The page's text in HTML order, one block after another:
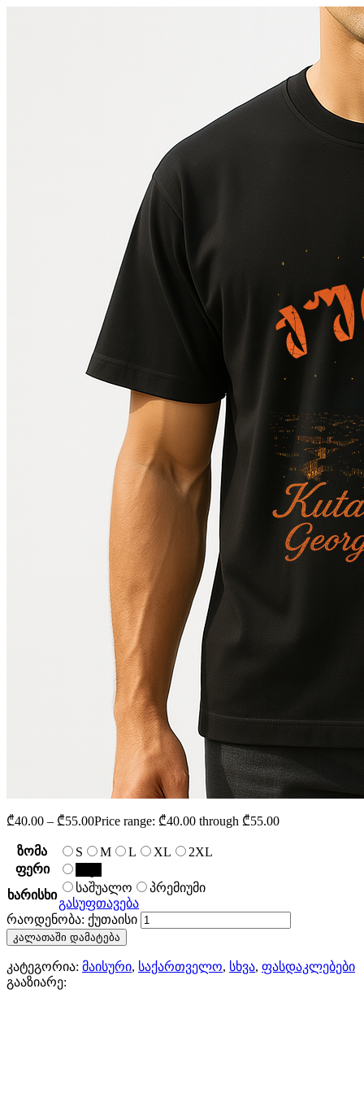
₾40.00 – ₾55.00Price range: ₾40.00 through ₾55.00
ზომა S M L XL
2XL
ფერი
ხარისხი
საშუალო
პრემიუმი
გასუფთავება
რაოდენობა: ქუთაისი
კალათაში დამატება
კატეგორია: მაისური, საქართველო, სხვა, ფასდაკლებები
გააზიარე: